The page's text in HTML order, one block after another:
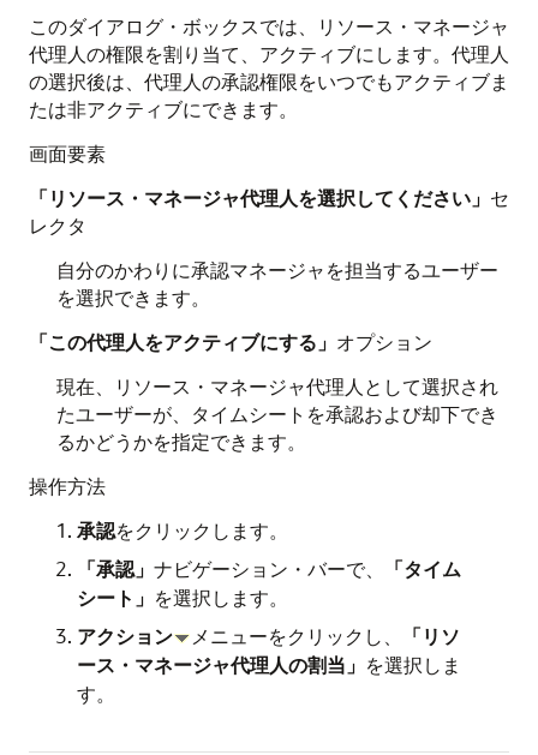
このダイアログ・ボックスでは、リソース・マネージャ
代理人の権限を割り当て、アクティブにします。代理人
の選択後は、代理人の承認権限をいつでもアクティブま
たは非アクティブにできます。
画面要素
「リソース・マネージャ代理人を選択してください」 セ
レクタ
自分のかわりに承認マネージャを担当するユーザー
を選択できます。
「この代理人をアクティブにする」 オプション
現在、リソース・マネージャ代理人として選択され
たユーザーが、タイムシートを承認および却下でき
るかどうかを指定できます。
操作方法
承認をクリックします。
「承認」 ナビゲーション・バーで、
「タイム
シート」 を選択します。
アクション
メニューをクリックし、
「リソ
ース・マネージャ代理人の割当」 を選択しま
す。